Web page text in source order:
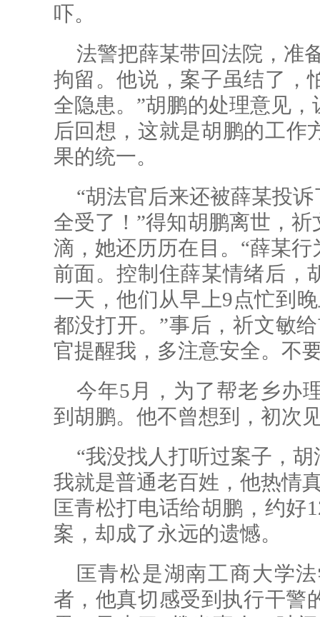
吓。
法警把薛某带回法院，准
拘留。他说，案子虽结了，
全隐患。”胡鹏的处理意见
后回想，这就是胡鹏的工作
果的统一。
“胡法官后来还被薛某投
全受了！”得知胡鹏离世，
滴，她还历历在目。“薛某
前面。控制住薛某情绪后，
一天，他们从早上9点忙到
都没打开。”事后，祈文敏
官提醒我，多注意安全。不
今年5月，为了帮老乡办
到胡鹏。他不曾想到，初次
“我没找人打听过案子，
我就是普通老百姓，他热情
匡青松打电话给胡鹏，约好
案，却成了永远的遗憾。
匡青松是湖南工商大学
者，他真切感受到执行干警